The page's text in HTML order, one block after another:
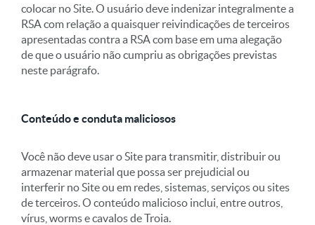
colocar no Site. O usuário deve indenizar integralmente a
RSA com relação a quaisquer reivindicações de terceiros
apresentadas contra a RSA com base em uma alegação
de que o usuário não cumpriu as obrigações previstas
neste parágrafo.
Conteúdo e conduta maliciosos
Você não deve usar o Site para transmitir, distribuir ou
armazenar material que possa ser prejudicial ou
interferir no Site ou em redes, sistemas, serviços ou sites
de terceiros. O conteúdo malicioso inclui, entre outros,
vírus, worms e cavalos de Troia.